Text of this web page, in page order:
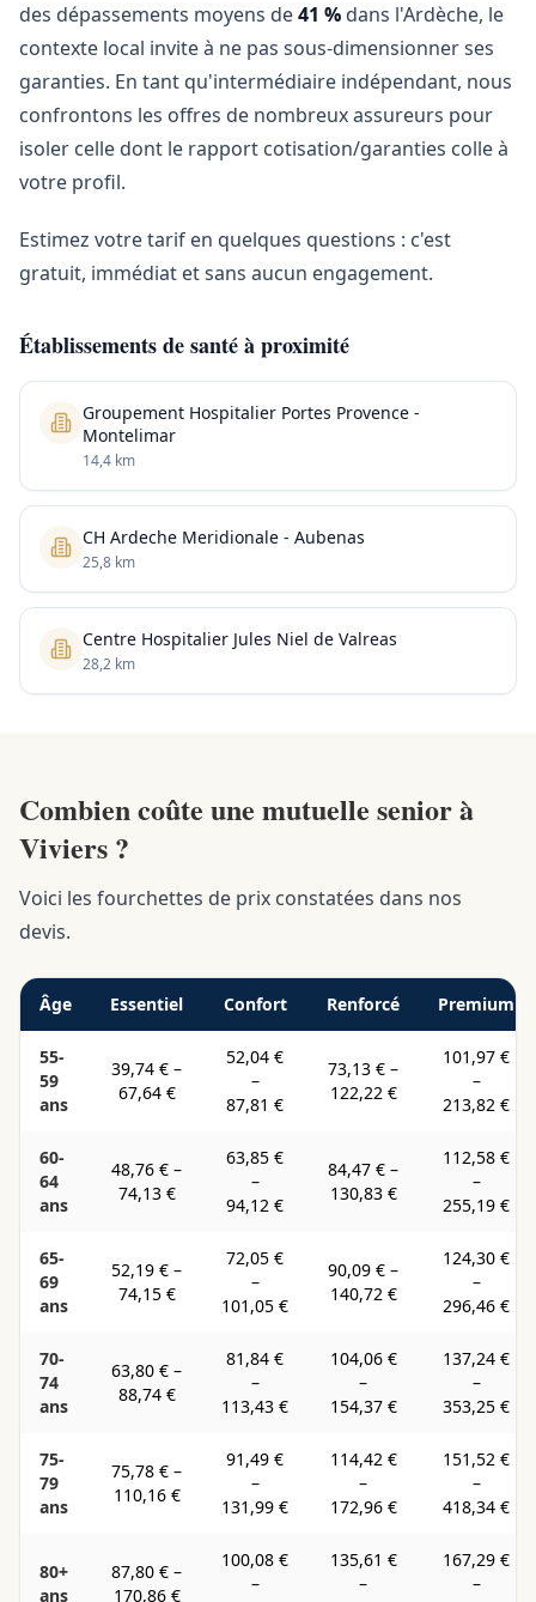
des dépassements moyens de41 % dans l'Ardèche, le
contexte local invite à ne pas sous-dimensionner ses
garanties. En tant qu'intermédiaire indépendant, nous
confrontons les offres de nombreux assureurs pour
isoler celle dont le rapport cotisation/garanties colle à
votre profil.
Estimez votre tarif en quelques questions : c'est
gratuit, immédiat et sans aucun engagement.
Établissements de santé à proximité
Groupement Hospitalier Portes Provence -
Montelimar
14,4 km
CH Ardeche Meridionale - Aubenas
25,8 km
Centre Hospitalier Jules Niel de Valreas
28,2 km
Combien coûte une mutuelle senior à
Viviers ?
Voici les fourchettes de prix constatées dans nos
devis.
Âge Essentiel Confort Renforcé Premium
55-
59
ans
39,74 € –
67,64 €
52,04 €
–
87,81 €
73,13 € –
122,22 €
101,97 €
–
213,82 €
60-
64
ans
48,76 € –
74,13 €
63,85 €
–
94,12 €
84,47 € –
130,83 €
112,58 €
–
255,19 €
65-
69
ans
52,19 € –
74,15 €
72,05 €
–
101,05 €
90,09 € –
140,72 €
124,30 €
–
296,46 €
70-
74
ans
63,80 € –
88,74 €
81,84 €
–
113,43 €
104,06 €
–
154,37 €
137,24 €
–
353,25 €
75-
79
ans
75,78 € –
110,16 €
91,49 €
–
131,99 €
114,42 €
–
172,96 €
151,52 €
–
418,34 €
80+
ans
87,80 € –
170,86 €
100,08 €
–
135,61 €
–
167,29 €
–